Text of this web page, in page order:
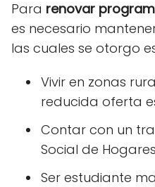
Para renovar
es necesario
las cuales se otorgo
Vivir en zonas
reducida oferta
Contar con un
Social de Hogares
Ser estudiante